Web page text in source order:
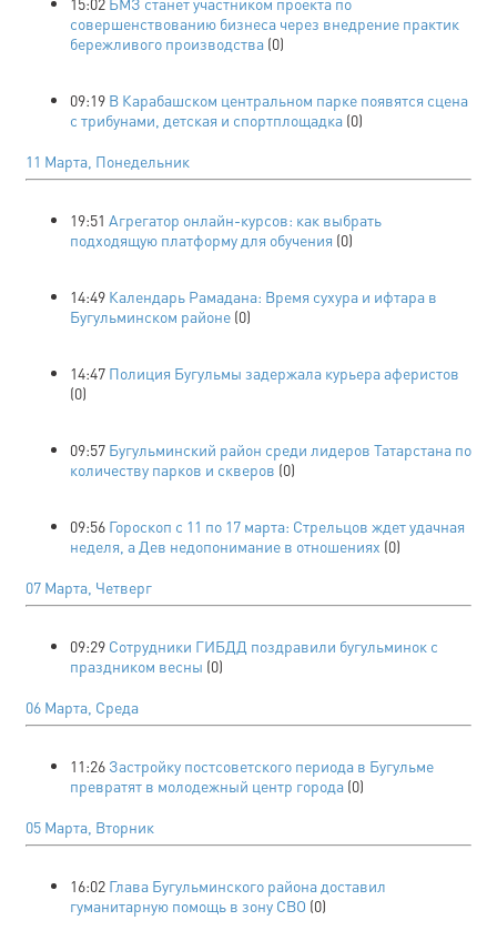
совершенствованию бизнеса через внедрение практик
бережливого производства (0)
09:19 В Карабашском центральном парке появятся сцена
с трибунами, детская и спортплощадка (0)
11 Марта, Понедельник
19:51 Агрегатор онлайн-курсов: как выбрать
подходящую платформу для обучения (0)
14:49 Календарь Рамадана: Время сухура и ифтара в
Бугульминском районе (0)
14:47 Полиция Бугульмы задержала курьера аферистов
(0)
09:57 Бугульминский район среди лидеров Татарстана по
количеству парков и скверов (0)
09:56 Гороскоп с 11 по 17 марта: Стрельцов ждет удачная
неделя, а Дев недопонимание в отношениях (0)
07 Марта, Четверг
09:29 Сотрудники ГИБДД поздравили бугульминок с
праздником весны (0)
06 Марта, Среда
11:26 Застройку постсоветского периода в Бугульме
превратят в молодежный центр города (0)
05 Марта, Вторник
16:02 Глава Бугульминского района доставил
гуманитарную помощь в зону СВО (0)